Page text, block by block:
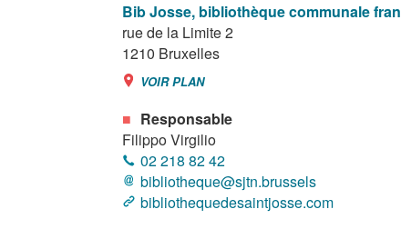
Bib Josse, bibliothèque communale
rue de la Limite 2
1210 Bruxelles
VOIR PLAN
Responsable
Filippo Virgilio
02 218 82 42
bibliotheque@sjtn.brussels
bibliothequedesaintjosse.com